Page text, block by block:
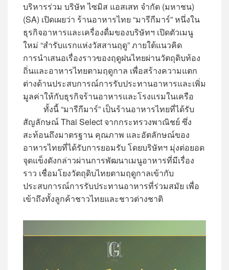
บริหารร่วม บริษัท ไซมิส แอสเสท จำกัด (มหาชน)
(SA) เปิดเผยว่า ร้านอาหารไทย “มารีกีมาร์” หนึ่งใน
ธุรกิจอาหารและเครื่องดื่มของบริษัทฯ เปิดตัวเมนู
ใหม่ “สำรับแรกแห่งวัสสานฤดู” ภายใต้แนวคิด
การนำเสนอเรื่องราวของฤดูฝนไทยผ่านวัตถุดิบท้อง
ถิ่นและอาหารไทยตามฤดูกาล เพื่อสร้างความแตก
ต่างด้านประสบการณ์การรับประทานอาหารและเพิ่ม
มูลค่าให้กับธุรกิจร้านอาหารและโรงแรมในเครือ
ทั้งนี้ “มารีกีมาร์” เป็นร้านอาหารไทยที่ได้รับ
สัญลักษณ์ Thai Select จากกระทรวงพาณิชย์ ซึ่ง
สะท้อนถึงมาตรฐาน คุณภาพ และอัตลักษณ์ของ
อาหารไทยที่ได้รับการยอมรับ โดยบริษัทฯ มุ่งต่อยอด
จุดแข็งดังกล่าวผ่านการพัฒนาเมนูอาหารที่มีเรื่อง
ราว เชื่อมโยงวัตถุดิบไทยตามฤดูกาลเข้ากับ
ประสบการณ์การรับประทานอาหารที่ร่วมสมัย เพื่อ
เข้าถึงทั้งลูกค้าชาวไทยและชาวต่างชาติ